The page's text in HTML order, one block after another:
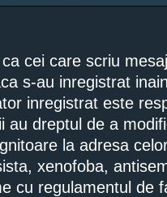
cei care scriu
s-au inregistrat
inregistrat este
au dreptul de a
la adresa
xenofoba,
cu regulamentul de